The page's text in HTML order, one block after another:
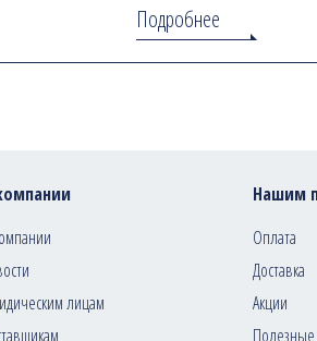
Подробнее
лицам
Нашим
Оплата
Доставка
Акции
Полезные